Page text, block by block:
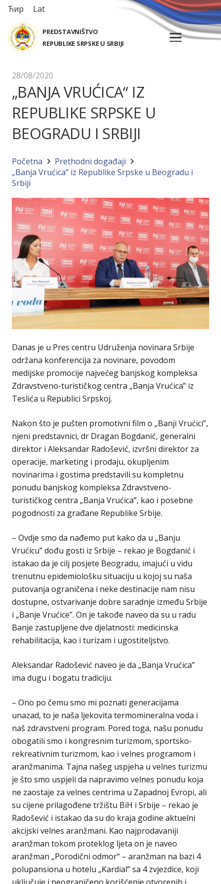
Ћир Lat
PREDSTAVNIŠTVO
REPUBLIKE SRPSKE U SRBIJI
28/08/2020
„BANJA VRUĆICA“ IZ
REPUBLIKE SRPSKE U
BEOGRADU I SRBIJI
Početna
Prethodni događaji
„Banja Vrućica“ iz Republike Srpske u Beogradu i
Srbiji
Danas je u Pres centru Udruženja novinara Srbije
održana konferencija za novinare, povodom
medijske promocije najvećeg banjskog kompleksa
Zdravstveno-turističkog centra „Banja Vrućica” iz
Teslića u Republici Srpskoj.
Nakon što je pušten promotivni film o „Banji Vrućici”,
njeni predstavnici, dr Dragan Bogdanić, generalni
direktor i Aleksandar Radošević, izvršni direktor za
operacije, marketing i prodaju, okupljenim
novinarima i gostima predstavili su kompletnu
ponudu banjskog kompleksa Zdravstveno-
turističkog centra „Banja Vrućica”, kao i posebne
pogodnosti za građane Republike Srbije.
– Ovdje smo da nađemo put kako da u „Banju
Vrućicu” dođu gosti iz Srbije – rekao je Bogdanić i
istakao da je cilj posjete Beogradu, imajući u vidu
trenutnu epidemiološku situaciju u kojoj su naša
putovanja ograničena i neke destinacije nam nisu
dostupne, ostvarivanje dobre saradnje između Srbije
i „Banje Vrućice”. On je takođe naveo da su u radu
Banje zastupljene dve djelatnosti: medicinska
rehabilitacija, kao i turizam i ugostiteljstvo.
Aleksandar Radošević naveo je da „Banja Vrućica”
ima dugu i bogatu tradiciju.
– Ono po čemu smo mi poznati generacijama
unazad, to je naša ljekovita termomineralna voda i
naš zdravstveni program. Pored toga, našu ponudu
obogatili smo i kongresnim turizmom, sportsko-
rekreativnim turizmom, kao i velnes programom i
aranžmanima. Tajna našeg uspjeha u velnes turizmu
je što smo uspjeli da napravimo velnes ponudu koja
ne zaostaje za velnes centrima u Zapadnoj Evropi, ali
su cijene prilagođene tržištu BiH i Srbije – rekao je
Radošević i istakao da su do kraja godine aktuelni
akcijski velnes aranžmani. Kao najprodavaniji
aranžman tokom proteklog ljeta on je naveo
aranžman „Porodični odmor“ – aranžman na bazi 4
polupansiona u hotelu „Kardial” sa 4 zvjezdice, koji